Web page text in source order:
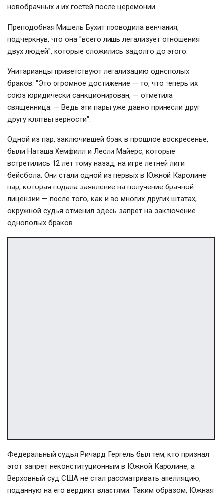
новобрачных и их гостей после церемонии.
Преподобная Мишель Бухит проводила венчания,
подчеркнув, что она "всего лишь легализует отношения
двух людей", которые сложились задолго до этого.
Унитарианцы приветствуют легализацию однополых
браков: "Это огромное достижение — то, что теперь их
союз юридически санкционирован, — отметила
священница. — Ведь эти пары уже давно принесли друг
другу клятвы верности".
Одной из пар, заключившей брак в прошлое воскресенье,
были Наташа Хемфилл и Лесли Майерс, которые
встретились 12 лет тому назад, на игре летней лиги
бейсбола. Они стали одной из первых в Южной Каролине
пар, которая подала заявление на получение брачной
лицензии — после того, как и во многих других штатах,
окружной судья отменил здесь запрет на заключение
однополых браков.
Федеральный судья Ричард Гергель был тем, кто признал
этот запрет неконституционным в Южной Каролине, а
Верховный суд США не стал рассматривать апелляцию,
поданную на его вердикт властями. Таким образом, Южная